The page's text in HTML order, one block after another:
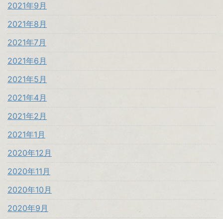
2021年9月
2021年8月
2021年7月
2021年6月
2021年5月
2021年4月
2021年2月
2021年1月
2020年12月
2020年11月
2020年10月
2020年9月